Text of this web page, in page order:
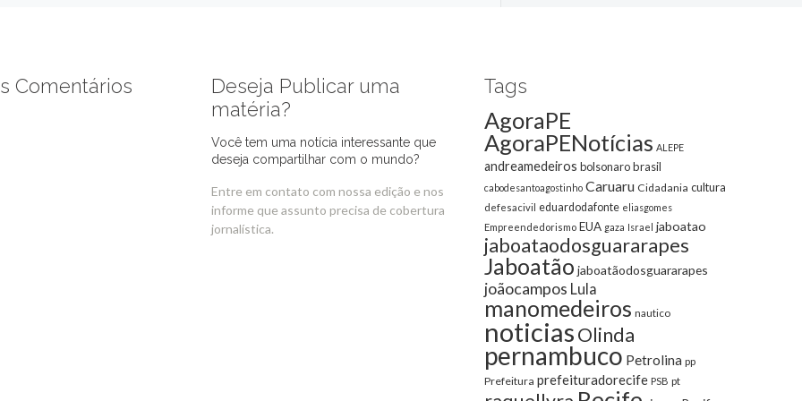
Comentários
Deseja Publicar uma
matéria?
Você tem uma notícia interessante que
deseja compartilhar com o mundo?
Entre em contato com nossa edição e nos
informe que assunto precisa de cobertura
jornalística.
Tags
AgoraPE
AgoraPENotícias ALEPE
andreamedeiros bolsonarobrasil
cabodesantoagostinho Caruaru Cidadania cultura
defesacivil eduardodafonte eliasgomes
Empreendedorismo EUA gaza Israel jaboatao
jaboataodosguararapes
Jaboatão jaboatãodosguararapes
joãocampos Lula
manomedeiros nautico
noticiasOlinda
pernambuco Petrolina pp
Prefeitura prefeituradorecife PSB pt